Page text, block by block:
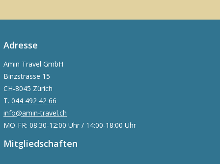
Adresse
Amin Travel GmbH
Binzstrasse 15
CH-8045 Zürich
T. 044 492 42 66
info@amin-travel.ch
MO-FR: 08:30-12:00 Uhr / 14:00-18:00 Uhr
Mitgliedschaften